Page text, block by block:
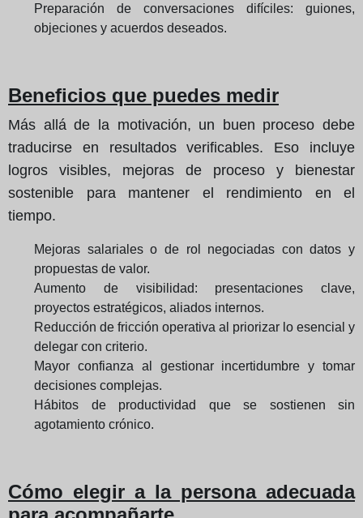
Preparación de conversaciones difíciles: guiones,
objeciones y acuerdos deseados.
Beneficios que puedes medir
Más allá de la motivación, un buen proceso debe
traducirse en resultados verificables. Eso incluye
logros visibles, mejoras de proceso y bienestar
sostenible para mantener el rendimiento en el
tiempo.
Mejoras salariales o de rol negociadas con datos y
propuestas de valor.
Aumento de visibilidad: presentaciones clave,
proyectos estratégicos, aliados internos.
Reducción de fricción operativa al priorizar lo esencial y
delegar con criterio.
Mayor confianza al gestionar incertidumbre y tomar
decisiones complejas.
Hábitos de productividad que se sostienen sin
agotamiento crónico.
Cómo elegir a la persona adecuada